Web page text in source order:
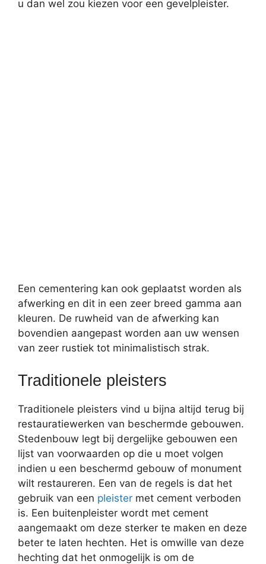
u dan wel zou kiezen voor een gevelpleister.
Een cementering kan ook geplaatst worden als
afwerking en dit in een zeer breed gamma aan
kleuren. De ruwheid van de afwerking kan
bovendien aangepast worden aan uw wensen
van zeer rustiek tot minimalistisch strak.
Traditionele pleisters
Traditionele pleisters vind u bijna altijd terug bij
restauratiewerken van beschermde gebouwen.
Stedenbouw legt bij dergelijke gebouwen een
lijst van voorwaarden op die u moet volgen
indien u een beschermd gebouw of monument
wilt restaureren. Een van de regels is dat het
gebruik van een pleister met cement verboden
is. Een buitenpleister wordt met cement
aangemaakt om deze sterker te maken en deze
beter te laten hechten. Het is omwille van deze
hechting dat het onmogelijk is om de